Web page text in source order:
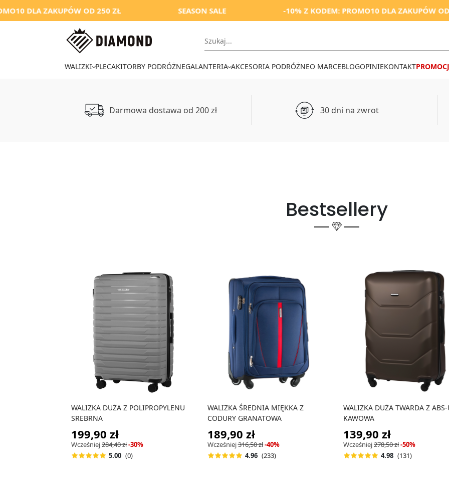
ZAKUPÓW OD 250 ZŁ SEASON SALE -10% Z KODEM: PROMO10 DLA ZAKUPÓW OD 250 ZŁ
WALIZKI PLECAKITORBY PODRÓŻNEGALANTERIA AKCESORIA PODRÓŻNEO MARCEBLOGOPINIEKONTAKT
Darmowa dostawa od 200 zł 30 dni na zwrot
Bestsellery
WALIZKA DUŻA Z POLIPROPYLENU
SREBRNA
199,90 zł
Wcześniej284,40 zł-30%
5.00 (0)
WALIZKA ŚREDNIA MIĘKKA Z
CODURY GRANATOWA
189,90 zł
Wcześniej316,50 zł-40%
4.96 (233)
WALIZKA DUŻA TWARDA Z ABS-
KAWOWA
139,90 zł
Wcześniej278,50 zł-50%
4.98 (131)